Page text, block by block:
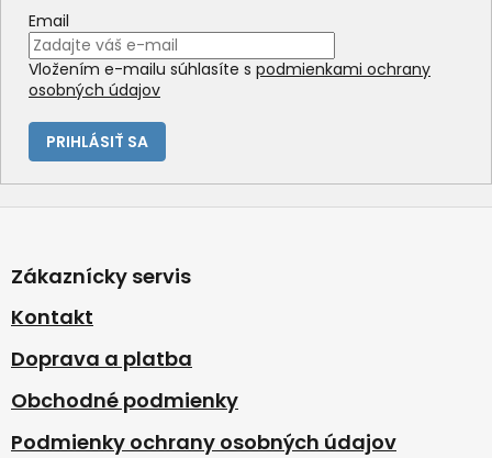
Email
Vložením e-mailu súhlasíte s podmienkami ochrany
osobných údajov
PRIHLÁSIŤ SA
p
ä
e
Zákaznícky servis
Kontakt
Doprava a platba
Obchodné podmienky
Podmienky ochrany osobných údajov